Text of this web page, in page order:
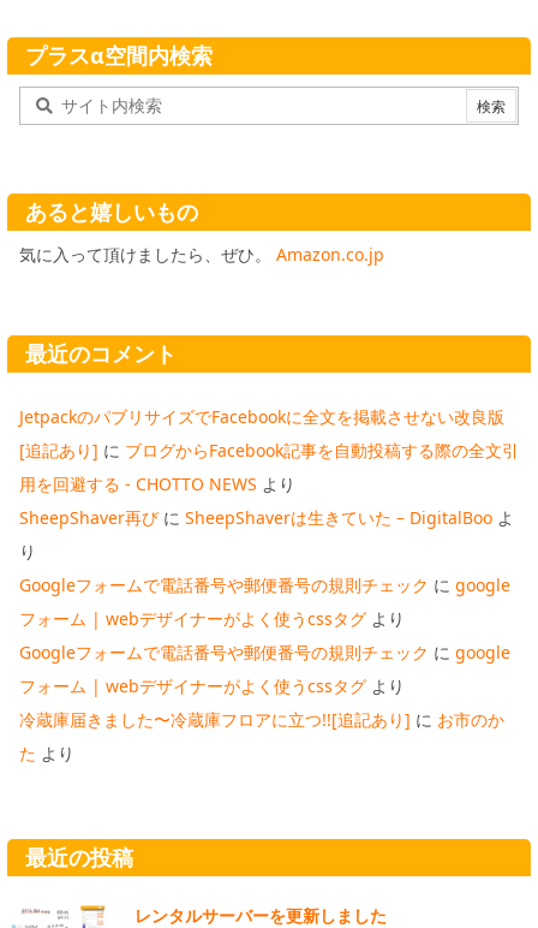
プラスα空間内検索
あると嬉しいもの
気に入って頂けましたら、ぜひ。 Amazon.co.jp
最近のコメント
JetpackのパブリサイズでFacebookに全文を掲載させない改良版
[追記あり] に ブログからFacebook記事を自動投稿する際の全文引
用を回避する - CHOTTO NEWS より
SheepShaver再び に SheepShaverは生きていた – DigitalBoo よ
り
Googleフォームで電話番号や郵便番号の規則チェック に google
フォーム | webデザイナーがよく使うcssタグ より
Googleフォームで電話番号や郵便番号の規則チェック に google
フォーム | webデザイナーがよく使うcssタグ より
冷蔵庫届きました〜冷蔵庫フロアに立つ!![追記あり] に お市のか
た より
最近の投稿
レンタルサーバーを更新しました